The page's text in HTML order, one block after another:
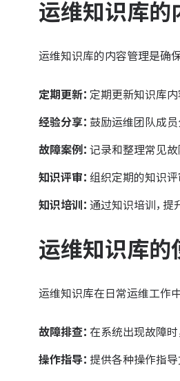
运维知识库的
运维知识库的内容管理是确
定期更新： 定期更新知识库内
经验分享： 鼓励运维团队成员
故障案例： 记录和整理常见故
知识评审： 组织定期的知识评
知识培训： 通过知识培训，提
运维知识库的
运维知识库在日常运维工作
故障排查： 在系统出现故障时
操作指导： 提供各种操作指导